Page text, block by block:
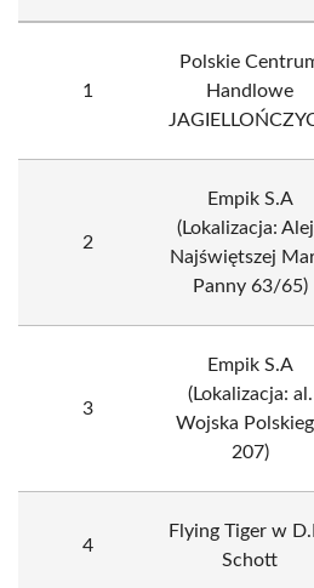
1
Polskie
Handlowe
2
Empik S.A
(Lokalizacja:
Najświętszej
Panny 63/65)
3
Empik S.A
(Lokalizacja: al.
Wojska
207)
4
Flying Tiger w
Schott